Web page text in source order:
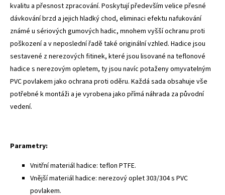
kvalitu a přesnost zpracování. Poskytují především velice přesné
dávkování brzd a jejich hladký chod, eliminaci efektu nafukování
známé u sériových gumových hadic, mnohem vyšší ochranu proti
poškození a v neposlední řadě také originální vzhled. Hadice jsou
sestavené z nerezových fitinek, které jsou lisované na teflonové
hadice s nerezovým opletem, ty jsou navíc potaženy omyvatelným
PVC povlakem jako ochrana proti oděru. Každá sada obsahuje vše
potřebné k montáži a je vyrobena jako přímá náhrada za původní
vedení.
Parametry:
Vnitřní materiál hadice: teflon PTFE.
Vnější materiál hadice: nerezový oplet 303/304 s PVC
povlakem.